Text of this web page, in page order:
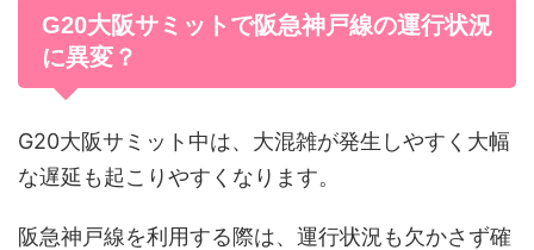
G20大阪サミットで阪急神戸線の運行状況
に異変？
G20大阪サミット中は、大混雑が発生しやすく大幅
な遅延も起こりやすくなります。
阪急神戸線を利用する際は、運行状況も欠かさず確